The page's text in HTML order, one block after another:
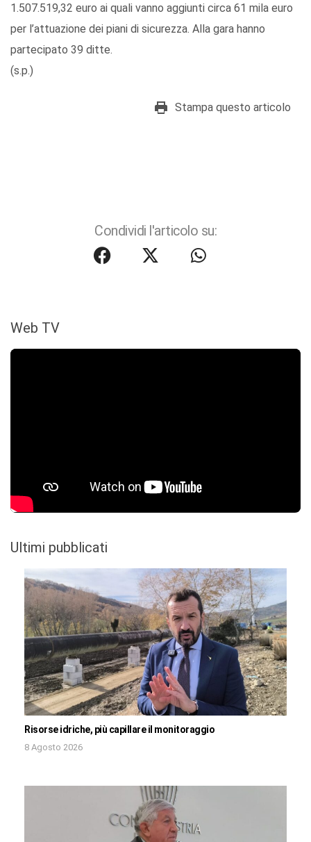
1.507.519,32 euro ai quali vanno aggiunti circa 61 mila euro
per l’attuazione dei piani di sicurezza. Alla gara hanno
partecipato 39 ditte.
(s.p.)
Stampa questo articolo
Condividi l'articolo su:
Web TV
Ultimi pubblicati
Risorse idriche, più capillare il monitoraggio
8 Agosto 2026